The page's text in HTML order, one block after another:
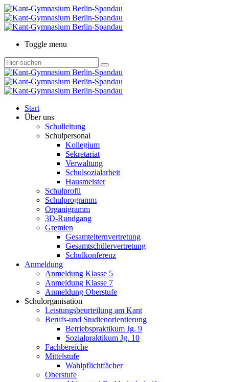
Toggle menu
Start
Über uns
Schulleitung
Schulpersonal
Kollegium
Sekretariat
Verwaltung
Schulsozialarbeit
Hausmeister
Schulprofil
Schulprogramm
Organigramm
3D-Rundgang
Gremien
Gesamtelternvertretung
Gesamtschülervertretung
Schulkonferenz
Anmeldung
Anmeldung Klasse 5
Anmeldung Klasse 7
Anmeldung Oberstufe
Schulorganisation
Leistungsbeurteilung am Kant
Berufs-und Studienorientierung
Betriebspraktikum Jg. 9
Sozialpraktikum Jg. 10
Fachbereiche
Mittelstufe
Wahlpflichtfächer
Oberstufe